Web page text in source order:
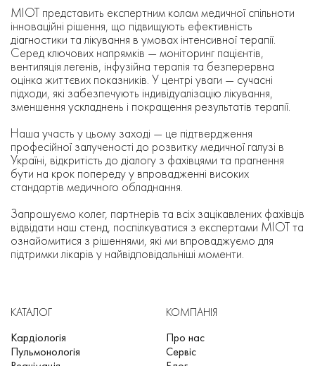
МІОТ представить експертним колам медичної спільноти
інноваційні рішення, що підвищують ефективність
діагностики та лікування в умовах інтенсивної терапії.
Серед ключових напрямків — моніторинг пацієнтів,
вентиляція легенів, інфузійна терапія та безперервна
оцінка життєвих показників. У центрі уваги — сучасні
підходи, які забезпечують індивідуалізацію лікування,
зменшення ускладнень і покращення результатів терапії.
Наша участь у цьому заході — це підтвердження
професійної залученості до розвитку медичної галузі в
Україні, відкритість до діалогу з фахівцями та прагнення
бути на крок попереду у впровадженні високих
стандартів медичного обладнання.
Запрошуємо колег, партнерів та всіх зацікавлених фахівців
відвідати наш стенд, поспілкуватися з експертами МІОТ та
ознайомитися з рішеннями, які ми впроваджуємо для
підтримки лікарів у найвідповідальніші моменти.
КАТАЛОГ
Кардіологія
Пульмонологія
КОМПАНІЯ
Про нас
Сервіс